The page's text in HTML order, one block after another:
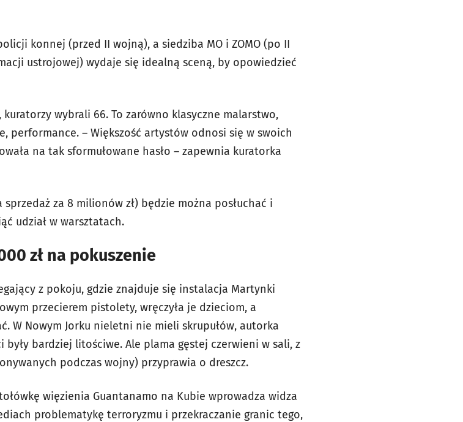
konnej (przed II wojną), a siedziba MO i ZOMO (po II
ustrojowej) wydaje się idealną sceną, by opowiedzieć
wybrali 66. To zarówno klasyczne malarstwo,
performance. – Większość artystów odnosi się w swoich
na tak sformułowane hasło – zapewnia kuratorka
za 8 milionów zł) będzie można posłuchać i
udział w warsztatach.
zł na pokuszenie
z pokoju, gdzie znajduje się instalacja Martynki
przecierem pistolety, wręczyła je dzieciom, a
W Nowym Jorku nieletni nie mieli skrupułów, autorka
były bardziej litościwe. Ale plama gęstej czerwieni w sali, z
podczas wojny) przyprawia o dreszcz.
więzienia Guantanamo na Kubie wprowadza widza
problematykę terroryzmu i przekraczanie granic tego,